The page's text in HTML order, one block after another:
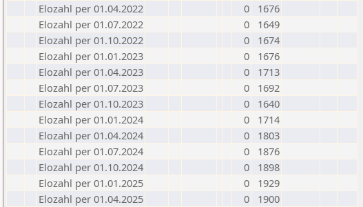
Elozahl per 01.04.2022
0
1676
Elozahl per 01.07.2022
0
1649
Elozahl per 01.10.2022
0
1674
Elozahl per 01.01.2023
0
1676
Elozahl per 01.04.2023
0
1713
Elozahl per 01.07.2023
0
1692
Elozahl per 01.10.2023
0
1640
Elozahl per 01.01.2024
0
1714
Elozahl per 01.04.2024
0
1803
Elozahl per 01.07.2024
0
1876
Elozahl per 01.10.2024
0
1898
Elozahl per 01.01.2025
0
1929
Elozahl per 01.04.2025
0
1900